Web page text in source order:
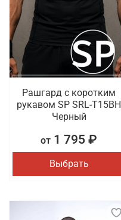
Рашгард с коротким
рукавом SP SRL-T15BH
Черный
от 1 795 ₽
Выбрать